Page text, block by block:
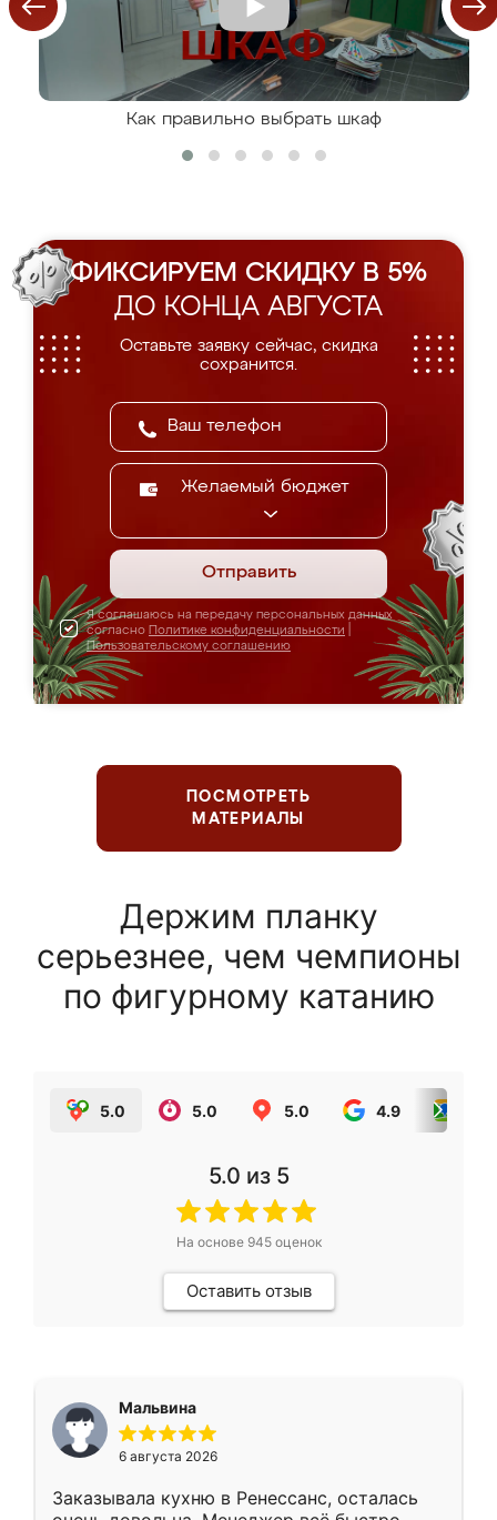
Как правильно выбрать шкаф
ФИКСИРУЕМ СКИДКУ В 5%
ДО КОНЦА АВГУСТА
Оставьте заявку сейчас, скидка
сохранится.
Желаемый бюджет
Отправить
Я соглашаюсь на передачу персональных данных
согласно Политике конфиденциальности
Пользовательскому соглашению
ПОСМОТРЕТЬ
МАТЕРИАЛЫ
Держим планку
серьезнее, чем чемпионы
по фигурному катанию
5.0 5.0 5.0 4.9
5.0 из 5
На основе 945оценок
Оставить отзыв
Мальвина
6 августа 2026
Заказывала кухню в Ренессанс, осталась